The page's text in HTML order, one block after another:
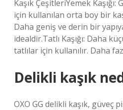
Kaşık ÇeşitleriYemek
için kullanılan orta boy bir
Daha geniş ve derin bir
idealdir.Tatlı Kaşığı: Daha
tatlılar için kullanılır. Daha
Delikli kaşık
OXO GG delikli kaşık, güveç